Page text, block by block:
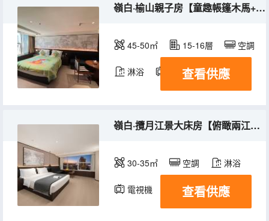
嶺白·榆山親子房【童趣帳篷木馬+親膚床品】
45-50㎡ 15-16層 空調
淋浴 電視機 冰箱
查看供應
嶺白·攬月江景大床房【俯瞰兩江交匯+私享鬆弛時刻】
30-35㎡ 空調 淋浴
電視機 冰箱
查看供應